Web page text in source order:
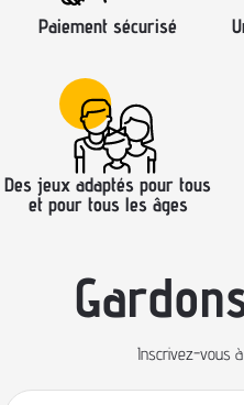
Paiement sécurisé
Des jeux adaptés pour tous
et pour tous les âges
Inscrivez-vous